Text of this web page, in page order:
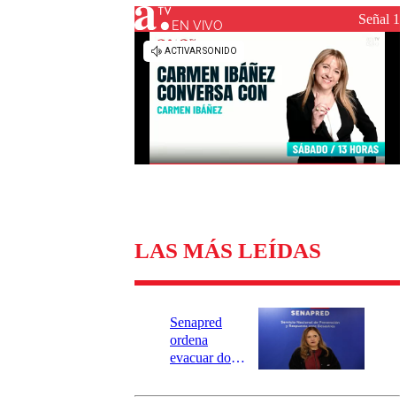
Universidad de Chile
Sustentabilidad
EN VIVO Señal 1
LAS MÁS LEÍDAS
Senapred
ordena
evacuar dos
Carahue por